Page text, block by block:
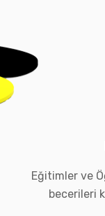
Eğitimler ve
becerileri